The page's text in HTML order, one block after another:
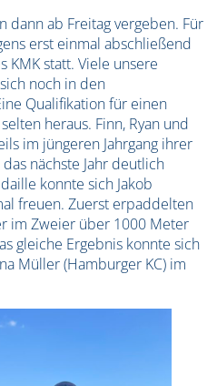
ab Freitag vergeben. Für
erst einmal abschließend
KMK statt. Viele unsere
noch in den
Qualifikation für einen
heraus. Finn, Ryan und
im jüngeren Jahrgang ihrer
nächste Jahr deutlich
konnte sich Jakob
freuen. Zuerst erpaddelten
im Zweier über 1000 Meter
gleiche Ergebnis konnte sich
Müller (Hamburger KC) im